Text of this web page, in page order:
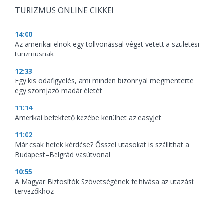
TURIZMUS ONLINE CIKKEI
14:00
Az amerikai elnök egy tollvonással véget vetett a születési
turizmusnak
12:33
Egy kis odafigyelés, ami minden bizonnyal megmentette
egy szomjazó madár életét
11:14
Amerikai befektető kezébe kerülhet az easyJet
11:02
Már csak hetek kérdése? Ősszel utasokat is szállíthat a
Budapest–Belgrád vasútvonal
10:55
A Magyar Biztosítók Szövetségének felhívása az utazást
tervezőkhöz